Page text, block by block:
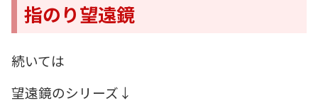
指のり望遠鏡
続いては
望遠鏡のシリーズ↓